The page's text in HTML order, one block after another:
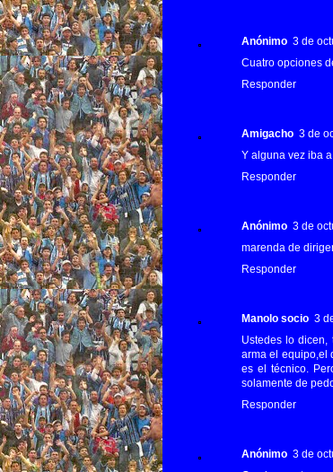
Anónimo 3 de
Cuatro opciones
Responder
Amigacho 3 de
Y alguna vez iba
Responder
Anónimo 3 de
marenda de
Responder
Manolo socio 3
Ustedes lo
arma el equipo,el
es el técnico.
solamente de
Responder
Anónimo 3 de